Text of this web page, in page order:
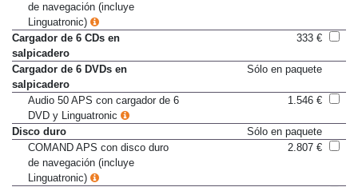
de navegación (incluye
Linguatronic)
Cargador de 6 CDs en
salpicadero
333 €
Cargador de 6 DVDs en
salpicadero
Sólo en paquete
Audio 50 APS con cargador de 6
DVD y Linguatronic
1.546 €
Disco duro
Sólo en paquete
COMAND APS con disco duro
de navegación (incluye
Linguatronic)
2.807 €